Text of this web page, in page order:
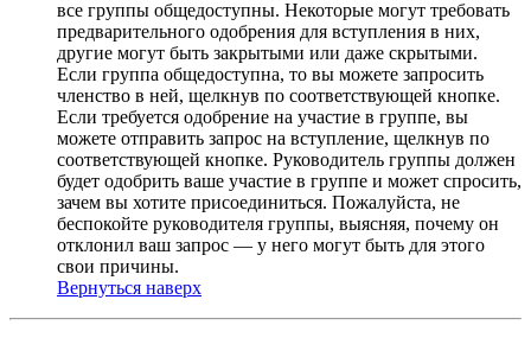
все группы общедоступны. Некоторые могут требовать
предварительного одобрения для вступления в них,
другие могут быть закрытыми или даже скрытыми.
Если группа общедоступна, то вы можете запросить
членство в ней, щелкнув по соответствующей кнопке.
Если требуется одобрение на участие в группе, вы
можете отправить запрос на вступление, щелкнув по
соответствующей кнопке. Руководитель группы должен
будет одобрить ваше участие в группе и может спросить,
зачем вы хотите присоединиться. Пожалуйста, не
беспокойте руководителя группы, выясняя, почему он
отклонил ваш запрос — у него могут быть для этого
свои причины.
Вернуться наверх